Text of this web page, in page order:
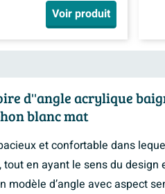
Voir produit
d''angle acrylique
blanc mat
et confortable dans
tout en ayant le sens du
modèle d’angle avec aspect